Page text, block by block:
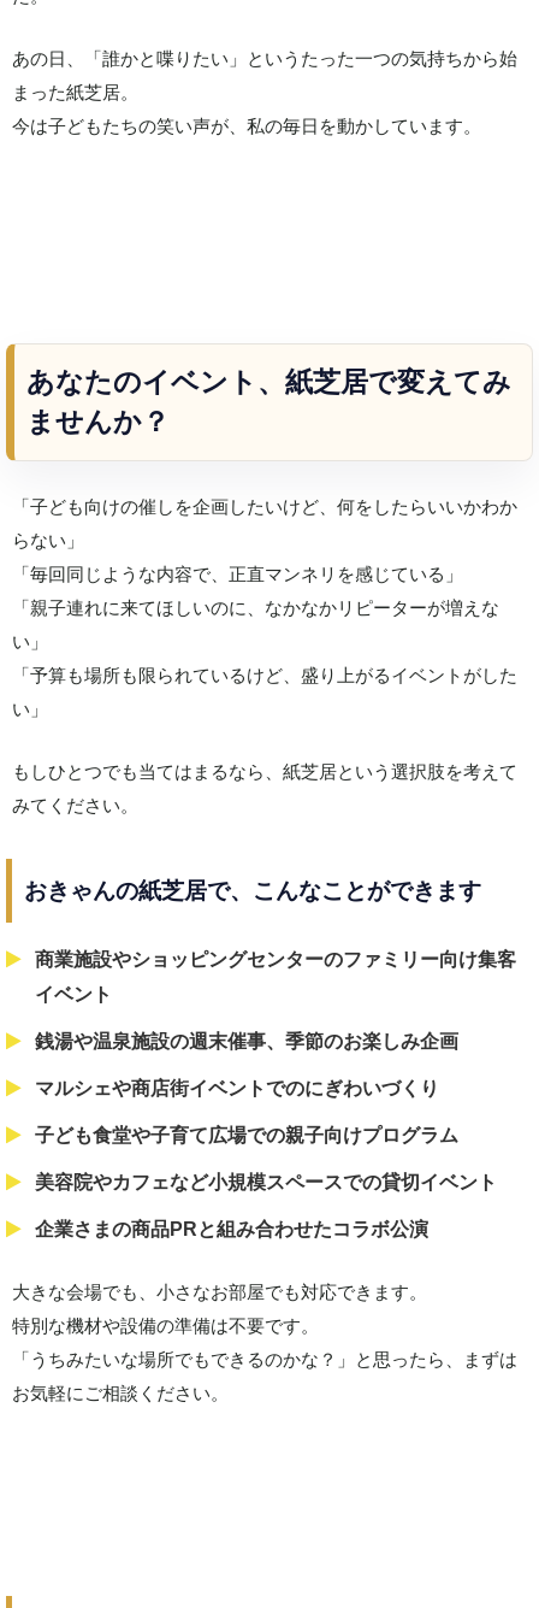
あの日、「誰かと喋りたい」というたった一つの気持ちから始
まった紙芝居。
今は子どもたちの笑い声が、私の毎日を動かしています。
あなたのイベント、紙芝居で変えてみ
ませんか？
「子ども向けの催しを企画したいけど、何をしたらいいかわか
らない」
「毎回同じような内容で、正直マンネリを感じている」
「親子連れに来てほしいのに、なかなかリピーターが増えな
い」
「予算も場所も限られているけど、盛り上がるイベントがした
い」
もしひとつでも当てはまるなら、紙芝居という選択肢を考えて
みてください。
おきゃんの紙芝居で、こんなことができます
商業施設やショッピングセンターのファミリー向け集客
イベント
銭湯や温泉施設の週末催事、季節のお楽しみ企画
マルシェや商店街イベントでのにぎわいづくり
子ども食堂や子育て広場での親子向けプログラム
美容院やカフェなど小規模スペースでの貸切イベント
企業さまの商品PRと組み合わせたコラボ公演
大きな会場でも、小さなお部屋でも対応できます。
特別な機材や設備の準備は不要です。
「うちみたいな場所でもできるのかな？」と思ったら、まずは
お気軽にご相談ください。